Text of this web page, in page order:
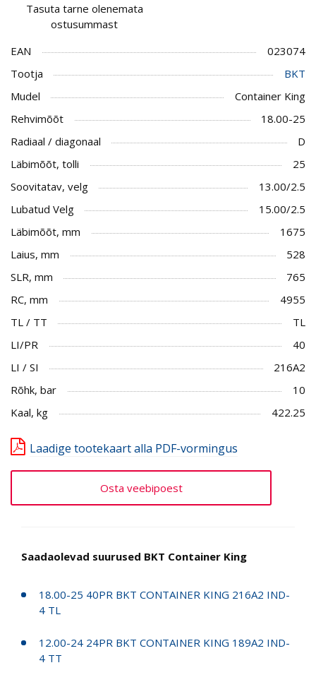
Tasuta tarne olenemata
ostusummast
EAN
023074
Tootja
BKT
Mudel
Container King
Rehvimõõt
18.00-25
Radiaal / diagonaal
D
Läbimõõt, tolli
25
Soovitatav, velg
13.00/2.5
Lubatud Velg
15.00/2.5
Läbimõõt, mm
1675
Laius, mm
528
SLR, mm
765
RC, mm
4955
TL / TT
TL
LI/PR
40
LI / SI
216A2
Rõhk, bar
10
Kaal, kg
422.25
Laadige tootekaart alla PDF-vormingus
Osta veebipoest
Saadaolevad suurused BKT Container King
18.00-25 40PR BKT CONTAINER KING 216A2 IND-
4 TL
12.00-24 24PR BKT CONTAINER KING 189A2 IND-
4 TT